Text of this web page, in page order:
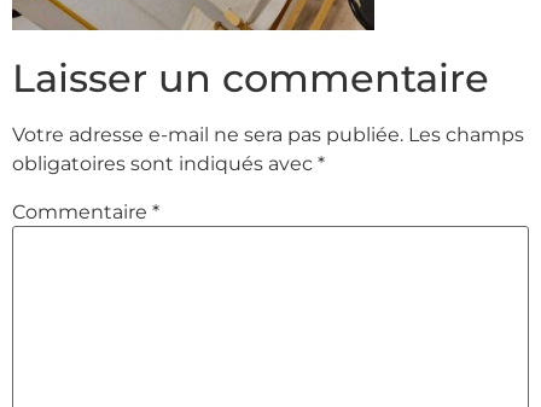
Laisser un commentaire
Votre adresse e-mail ne sera pas publiée. Les champs
obligatoires sont indiqués avec *
Commentaire *